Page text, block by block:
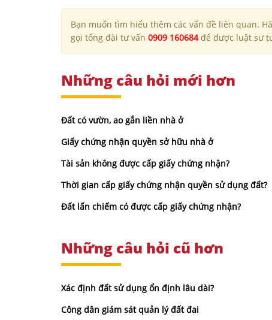
Bạn muốn tìm hiểu thêm các vấn đề liên quan.
gọi tổng đài tư vấn 0909 160684để được luật sư
Những câu hỏi mới hơn
Đất có vườn, ao gắn liền nhà ở
Giấy chứng nhận quyền sở hữu nhà ở
Tài sản không được cấp giấy chứng nhận?
Thời gian cấp giấy chứng nhận quyền sử dụng đất?
Đất lấn chiếm có được cấp giấy chứng nhận?
Những câu hỏi cũ hơn
Xác định đất sử dụng ổn định lâu dài?
Công dân giám sát quản lý đất đai